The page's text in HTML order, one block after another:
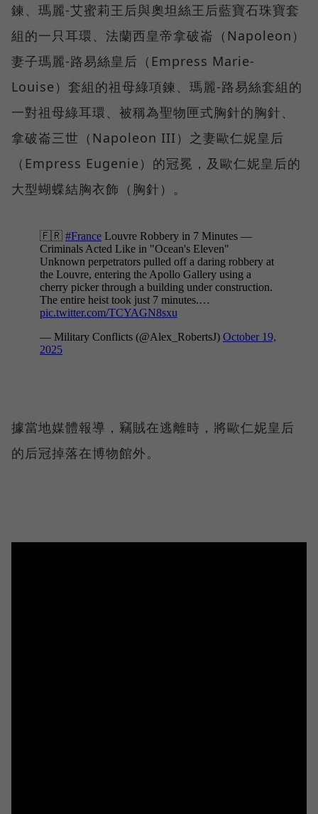
鍊、瑪麗-艾蜜莉王后與奧坦絲王后藍寶石珠寶套
組的一只耳環、法蘭西皇帝拿破崙（Napoleon）
妻子瑪麗-路易絲皇后（Empress Marie-
Louise）套組的祖母綠項鍊、瑪麗-路易絲套組的
一對祖母綠耳環、被稱為聖物匣式胸針的胸針、
拿破崙三世（Napoleon III）之妻歐仁妮皇后
（Empress Eugenie）的冠冕，及歐仁妮皇后的
大型蝴蝶結胸衣飾（胸針）。
據當地媒體報導，竊賊在逃離時，將歐仁妮皇后
的后冠掉落在博物館外。